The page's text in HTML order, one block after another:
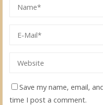
Save my name, email,
time I post a comment.